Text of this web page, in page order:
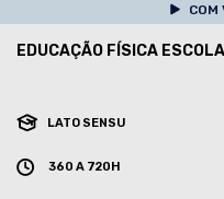
COM
EDUCAÇÃO FÍSICA
LATO SENSU
360 A 720H